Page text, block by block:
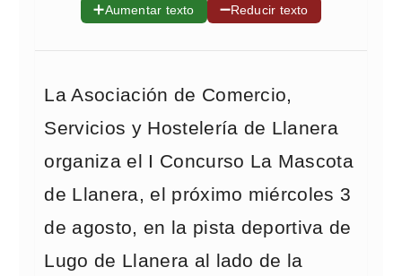
➕Aumentar texto ➖Reducir texto
La Asociación de Comercio,
Servicios y Hostelería de Llanera
organiza el I Concurso La Mascota
de Llanera, el próximo miércoles 3
de agosto, en la pista deportiva de
Lugo de Llanera al lado de la